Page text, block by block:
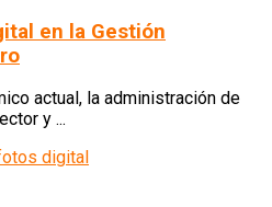
en la Gestión
actual, la administración de
y ...